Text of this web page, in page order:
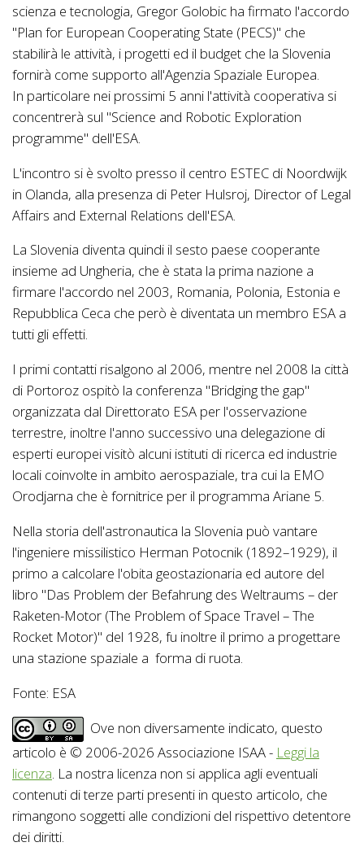
scienza e tecnologia, Gregor Golobic ha firmato l'accordo
"Plan for European Cooperating State (PECS)" che
stabilirà le attività, i progetti ed il budget che la Slovenia
fornirà come supporto all'Agenzia Spaziale Europea.
In particolare nei prossimi 5 anni l'attività cooperativa si
concentrerà sul "Science and Robotic Exploration
programme" dell'ESA.
L'incontro si è svolto presso il centro ESTEC di Noordwijk
in Olanda, alla presenza di Peter Hulsroj, Director of Legal
Affairs and External Relations dell'ESA.
La Slovenia diventa quindi il sesto paese cooperante
insieme ad Ungheria, che è stata la prima nazione a
firmare l'accordo nel 2003, Romania, Polonia, Estonia e
Repubblica Ceca che però è diventata un membro ESA a
tutti gli effetti.
I primi contatti risalgono al 2006, mentre nel 2008 la città
di Portoroz ospitò la conferenza "Bridging the gap"
organizzata dal Direttorato ESA per l'osservazione
terrestre, inoltre l'anno successivo una delegazione di
esperti europei visitò alcuni istituti di ricerca ed industrie
locali coinvolte in ambito aerospaziale, tra cui la EMO
Orodjarna che è fornitrice per il programma Ariane 5.
Nella storia dell'astronautica la Slovenia può vantare
l'ingeniere missilistico Herman Potocnik (1892–1929), il
primo a calcolare l'obita geostazionaria ed autore del
libro "Das Problem der Befahrung des Weltraums – der
Raketen-Motor (The Problem of Space Travel – The
Rocket Motor)" del 1928, fu inoltre il primo a progettare
una stazione spaziale a forma di ruota.
Fonte: ESA
Ove non diversamente indicato, questo
articolo è © 2006-2026 Associazione ISAA - Leggi la
licenza. La nostra licenza non si applica agli eventuali
contenuti di terze parti presenti in questo articolo, che
rimangono soggetti alle condizioni del rispettivo detentore
dei diritti.